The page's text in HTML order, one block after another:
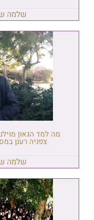
שלמה
מה למד הגאון
צפניה רענן
שלמה